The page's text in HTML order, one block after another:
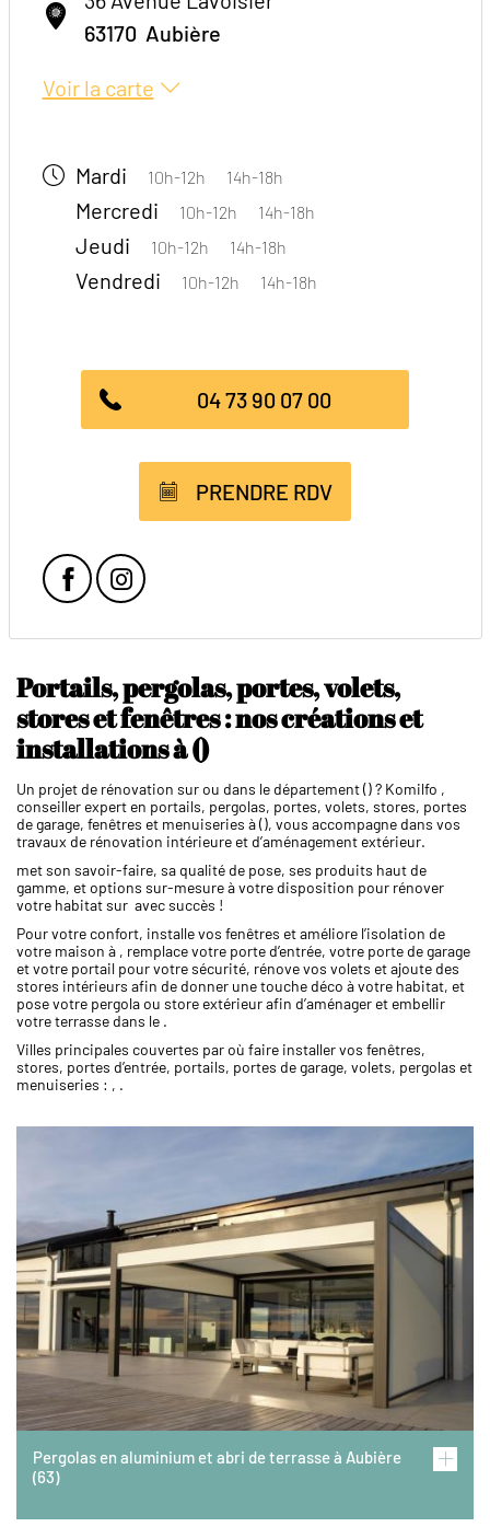
63170 Aubière
Voir la carte
Mardi 10h-12h 14h-18h
Mercredi 10h-12h 14h-18h
Jeudi 10h-12h 14h-18h
Vendredi 10h-12h 14h-18h
04 73 90 07 00
PRENDRE RDV
Facebook
Instagram
Portails, pergolas, portes, volets,
stores et fenêtres : nos créations et
installations à ()
Un projet de rénovation sur ou dans le département () ? Komilfo ,
conseiller expert en portails, pergolas, portes, volets, stores, portes
de garage, fenêtres et menuiseries à (), vous accompagne dans vos
travaux de rénovation intérieure et d’aménagement extérieur.
met son savoir-faire, sa qualité de pose, ses produits haut de
gamme, et options sur-mesure à votre disposition pour rénover
votre habitat sur avec succès !
Pour votre confort, installe vos fenêtres et améliore l’isolation de
votre maison à , remplace votre porte d’entrée, votre porte de garage
et votre portail pour votre sécurité, rénove vos volets et ajoute des
stores intérieurs afin de donner une touche déco à votre habitat, et
pose votre pergola ou store extérieur afin d’aménager et embellir
votre terrasse dans le .
Villes principales couvertes par où faire installer vos fenêtres,
stores, portes d’entrée, portails, portes de garage, volets, pergolas et
menuiseries : , .
Pergolas en aluminium et abri de terrasse à Aubière
(63)